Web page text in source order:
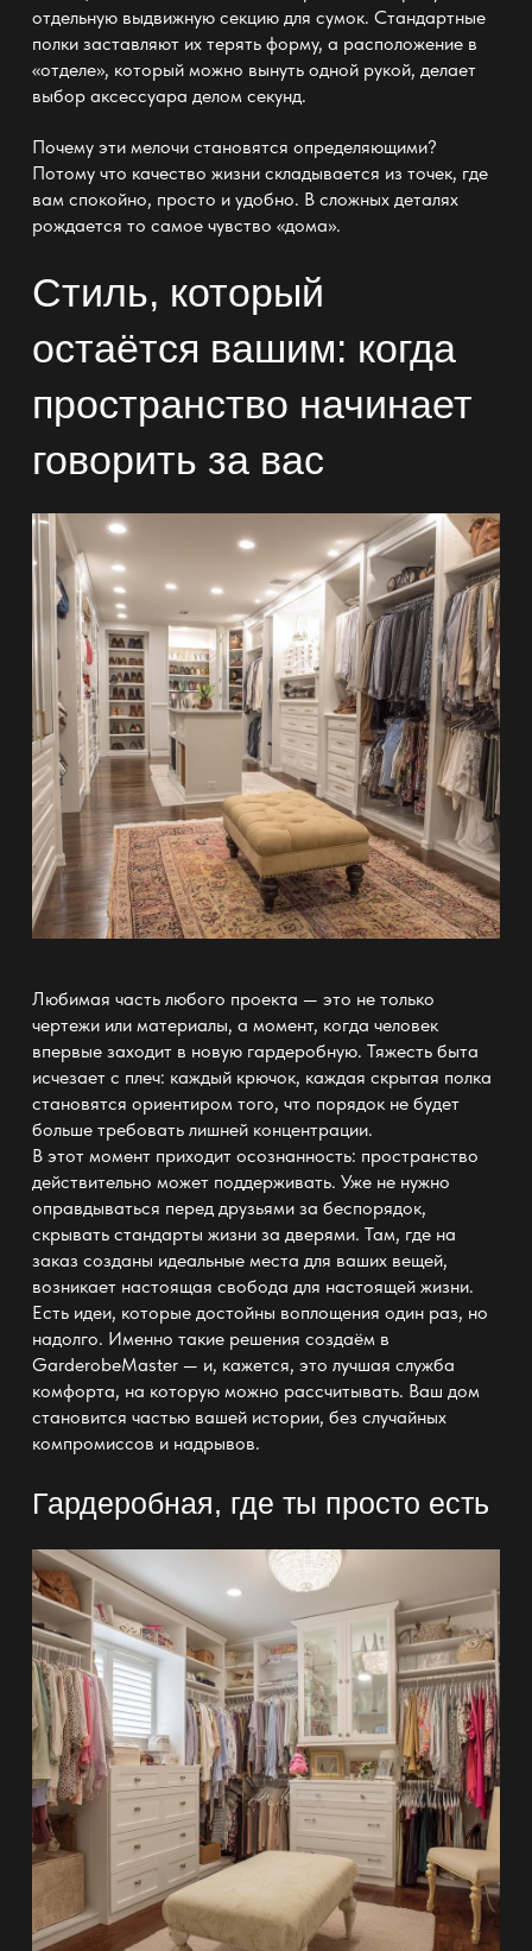
отдельную выдвижную секциюдля сумок. Стандартные
полкизаставляют их терять форму, а расположение в
«отделе», который можно вынуть одной рукой, делает
выбор аксессуара делом секунд.
Почему эти мелочи становятся определяющими?
Потому что качество жизни складывается из точек, где
вам спокойно, просто и удобно. В сложных деталях
рождается то самое чувство «дома».
Стиль, который
остаётся вашим: когда
пространство начинает
говорить за вас
Любимая часть любого проекта — это не только
чертежи или материалы, а момент, когда человек
впервые заходит в новую гардеробную. Тяжесть быта
исчезает с плеч: каждый крючок, каждая скрытая полка
становятся ориентиром того, что порядокне будет
больше требовать лишней концентрации.
В этот момент приходит осознанность: пространство
действительно может поддерживать. Уже не нужно
оправдываться перед друзьями за беспорядок,
скрывать стандарты жизни за дверями. Там, где на
заказ созданы идеальные места для ваших вещей,
возникает настоящая свобода для настоящей жизни.
Есть идеи, которые достойны воплощения один раз, но
надолго. Именно такие решения создаём в
GarderobeMaster— и, кажется, это лучшая служба
комфорта, на которую можно рассчитывать. Ваш дом
становится частью вашей истории, без случайных
компромиссов и надрывов.
Гардеробная, где ты просто есть